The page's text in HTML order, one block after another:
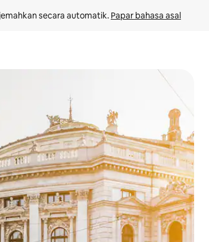
secara automatik. Papar bahasa asal
teroka dengan sentuhan atau gerak leret.